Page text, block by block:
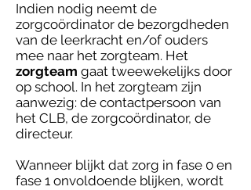
Indien nodig neemt de
zorgcoördinator de bezorgdheden
van de leerkracht en/of ouders
mee naar het zorgteam. Het
zorgteam gaat tweewekelijks door
op school. In het zorgteam zijn
aanwezig: de contactpersoon van
het CLB, de zorgcoördinator, de
directeur.
Wanneer blijkt dat zorg in fase 0 en
fase 1 onvoldoende blijken, wordt